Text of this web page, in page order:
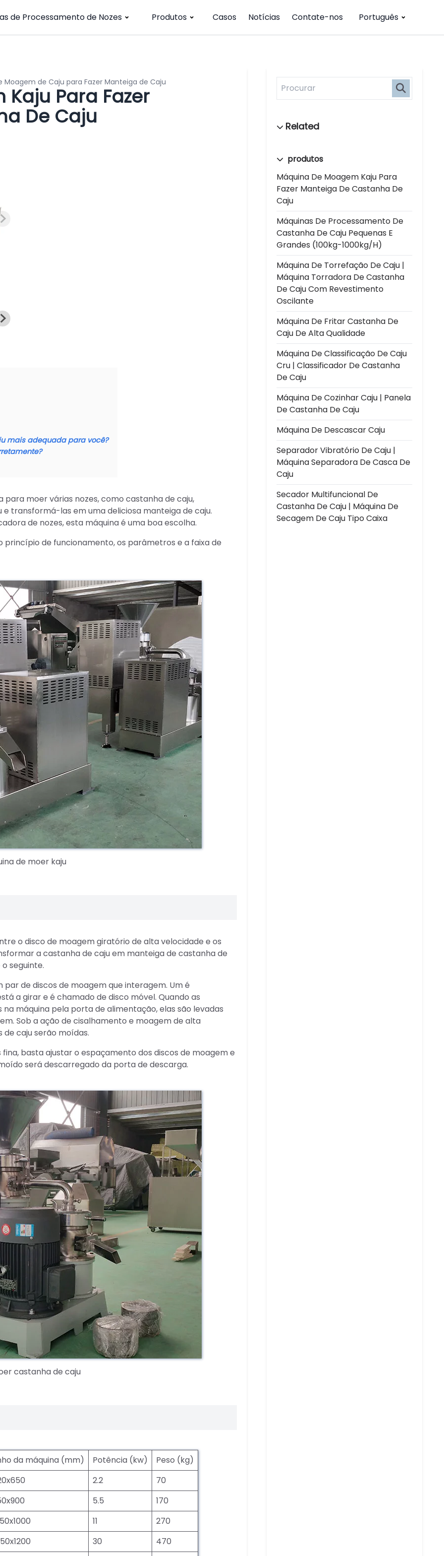
de Processamento de Nozes Produtos Casos Notícias Contate-nos Português
Moagem de Caju para Fazer Manteiga de Caju
Para Fazer
De Caju
mais adequada para você?
para moer várias nozes, como castanha de caju,
transformá-las em uma deliciosa manteiga de caju.
de nozes, esta máquina é uma boa escolha.
de funcionamento, os parâmetros e a faixa de
de moer kaju
o disco de moagem giratório de alta velocidade e os
a castanha de caju em manteiga de castanha de
seguinte.
de discos de moagem que interagem. Um é
a girar e é chamado de disco móvel. Quando as
na máquina pela porta de alimentação, elas são levadas
Sob a ação de cisalhamento e moagem de alta
caju serão moídas.
basta ajustar o espaçamento dos discos de moagem e
será descarregado da porta de descarga.
castanha de caju
da máquina (mm) Potência (kw)
Peso (kg)
2.2
70
5.5
170
11
270
30
470
produtos
Máquina De Moagem Kaju Para
Fazer Manteiga De Castanha De
Caju
Máquinas De Processamento De
Castanha De Caju Pequenas E
Grandes (100kg-1000kg/h)
Máquina De Torrefação De Caju |
Máquina Torradora De Castanha
De Caju Com Revestimento
Oscilante
Máquina De Fritar Castanha De
Caju De Alta Qualidade
Máquina De Classificação De Caju
Cru | Classificador De Castanha
De Caju
Máquina De Cozinhar Caju | Panela
De Castanha De Caju
Máquina De Descascar Caju
Separador Vibratório De Caju |
Máquina Separadora De Casca De
Caju
Secador Multifuncional De
Castanha De Caju | Máquina De
Secagem De Caju Tipo Caixa